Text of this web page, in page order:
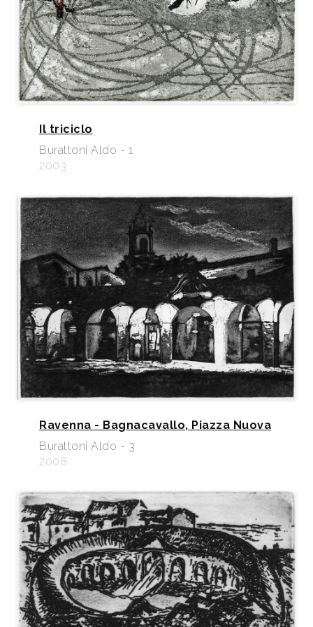
Il triciclo
Burattoni Aldo - 1
2003
Ravenna - Bagnacavallo, Piazza Nuova
Burattoni Aldo - 3
2008